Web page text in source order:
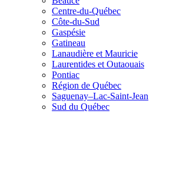
Centre-du-Québec
Côte-du-Sud
Gaspésie
Gatineau
Lanaudière et Mauricie
Laurentides et Outaouais
Pontiac
Région de Québec
Saguenay–Lac-Saint-Jean
Sud du Québec